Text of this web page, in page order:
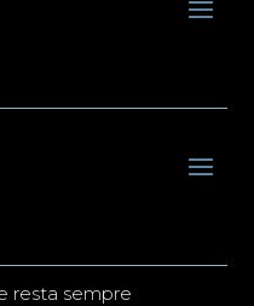
resta sempre